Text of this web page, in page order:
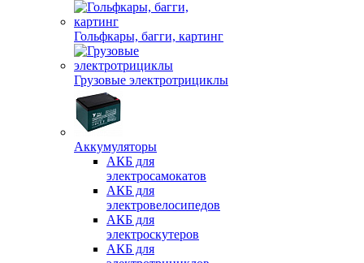
Гольфкары, багги, картинг
Грузовые электротрициклы
Аккумуляторы
АКБ для
электросамокатов
АКБ для
электровелосипедов
АКБ для
электроскутеров
АКБ для